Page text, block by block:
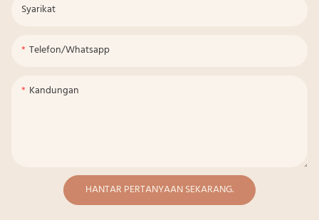
Syarikat
Telefon/whatsapp
Kandungan
HANTAR PERTANYAAN SEKARANG.